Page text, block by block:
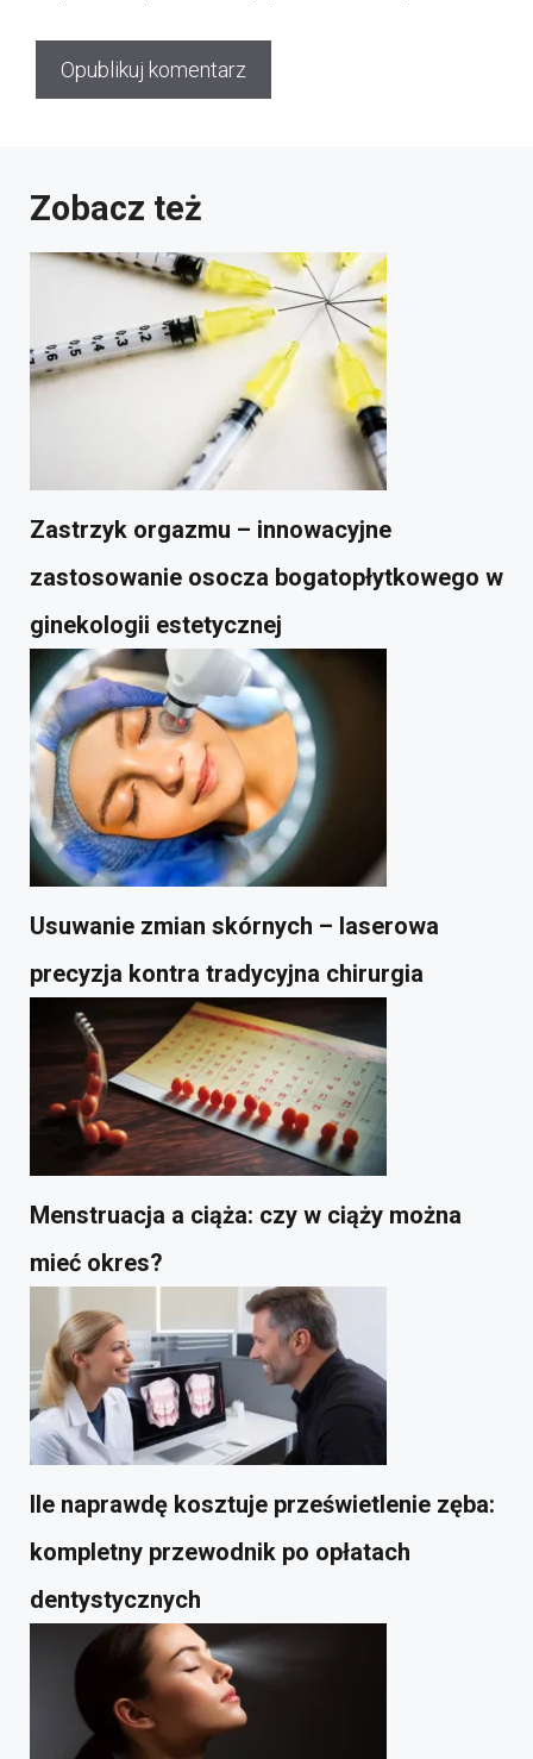
Zobacz też
Zastrzyk orgazmu – innowacyjne
zastosowanie osocza bogatopłytkowego w
ginekologii estetycznej
Usuwanie zmian skórnych – laserowa
precyzja kontra tradycyjna chirurgia
Menstruacja a ciąża: czy w ciąży można
mieć okres?
Ile naprawdę kosztuje prześwietlenie zęba:
kompletny przewodnik po opłatach
dentystycznych